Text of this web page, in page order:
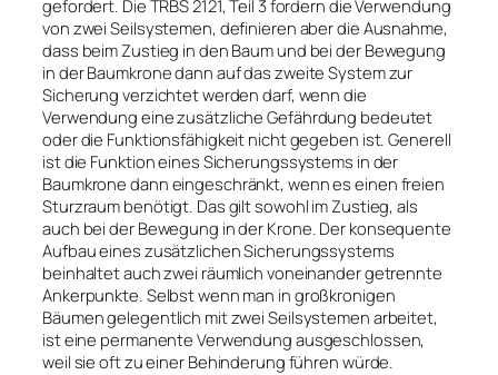
gefordert. Die TRBS 2121, Teil 3 fordern die Verwendung
von zwei Seilsystemen, definieren aber die Ausnahme,
dass beim Zustieg in den Baum und bei der Bewegung
in der Baumkrone dann auf das zweite System zur
Sicherung verzichtet werden darf, wenn die
Verwendung eine zusätzliche Gefährdung bedeutet
oder die Funktionsfähigkeit nicht gegeben ist. Generell
ist die Funktion eines Sicherungssystems in der
Baumkrone dann eingeschränkt, wenn es einen freien
Sturzraum benötigt. Das gilt sowohl im Zustieg, als
auch bei der Bewegung in der Krone. Der konsequente
Aufbau eines zusätzlichen Sicherungssystems
beinhaltet auch zwei räumlich voneinander getrennte
Ankerpunkte. Selbst wenn man in großkronigen
Bäumen gelegentlich mit zwei Seilsystemen arbeitet,
ist eine permanente Verwendung ausgeschlossen,
weil sie oft zu einer Behinderung führen würde.